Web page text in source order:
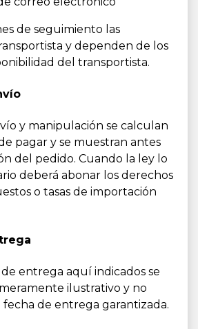
de seguimiento las
y dependen de los
del transportista.
y manipulación se calculan
pagar y se muestran antes
del pedido. Cuando la ley lo
deberá abonar los derechos
o tasas de importación
de entrega aquí indicados se
ilustrativo y no
de entrega garantizada.